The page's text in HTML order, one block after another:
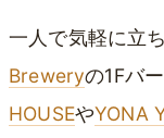
一人で気軽に立
Breweryの1Fバ
HOUSEやYONA